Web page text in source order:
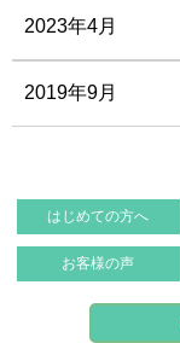
2023年4月
2019年9月
はじめての方へ
お客様の声